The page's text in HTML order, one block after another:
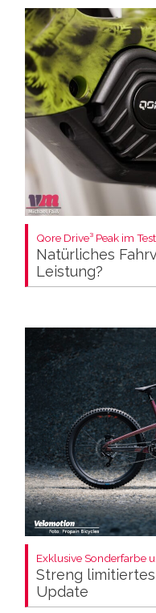
Qore Drive³ Peak im
Natürliches
Leistung?
Exklusive Sonderfarbe
Streng limitiertes
Update